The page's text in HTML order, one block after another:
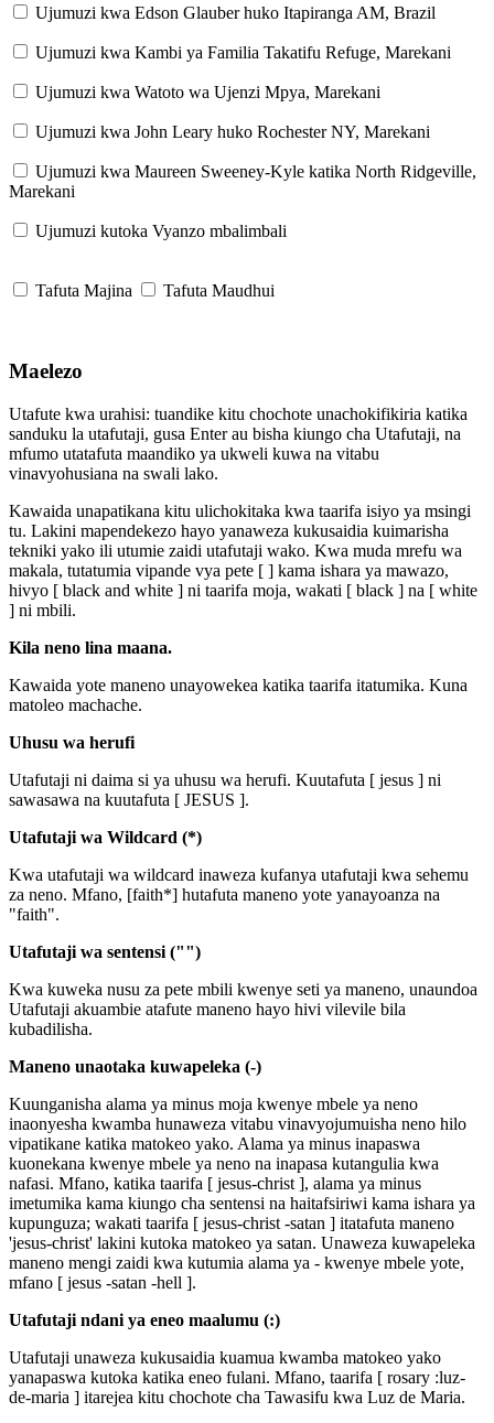
Ujumuzi kwa Edson Glauber huko Itapiranga AM, Brazil
Ujumuzi kwa Kambi ya Familia Takatifu Refuge, Marekani
Ujumuzi kwa Watoto wa Ujenzi Mpya, Marekani
Ujumuzi kwa John Leary huko Rochester NY, Marekani
Ujumuzi kwa Maureen Sweeney-Kyle katika North Ridgeville,
Marekani
Ujumuzi kutoka Vyanzo mbalimbali
Tafuta Majina Tafuta Maudhui
Maelezo
Utafute kwa urahisi: tuandike kitu chochote unachokifikiria katika
sanduku la utafutaji, gusa Enter au bisha kiungo cha Utafutaji, na
mfumo utatafuta maandiko ya ukweli kuwa na vitabu
vinavyohusiana na swali lako.
Kawaida unapatikana kitu ulichokitaka kwa taarifa isiyo ya msingi
tu. Lakini mapendekezo hayo yanaweza kukusaidia kuimarisha
tekniki yako ili utumie zaidi utafutaji wako. Kwa muda mrefu wa
makala, tutatumia vipande vya pete [ ] kama ishara ya mawazo,
hivyo [ black and white ] ni taarifa moja, wakati [ black ] na [ white
] ni mbili.
Kila neno lina maana.
Kawaida yote maneno unayowekea katika taarifa itatumika. Kuna
matoleo machache.
Uhusu wa herufi
Utafutaji ni daima si ya uhusu wa herufi. Kuutafuta [ jesus ] ni
sawasawa na kuutafuta [ JESUS ].
Utafutaji wa Wildcard (*)
Kwa utafutaji wa wildcard inaweza kufanya utafutaji kwa sehemu
za neno. Mfano, [faith*] hutafuta maneno yote yanayoanza na
"faith".
Utafutaji wa sentensi ("")
Kwa kuweka nusu za pete mbili kwenye seti ya maneno, unaundoa
Utafutaji akuambie atafute maneno hayo hivi vilevile bila
kubadilisha.
Maneno unaotaka kuwapeleka (-)
Kuunganisha alama ya minus moja kwenye mbele ya neno
inaonyesha kwamba hunaweza vitabu vinavyojumuisha neno hilo
vipatikane katika matokeo yako. Alama ya minus inapaswa
kuonekana kwenye mbele ya neno na inapasa kutangulia kwa
nafasi. Mfano, katika taarifa [ jesus-christ ], alama ya minus
imetumika kama kiungo cha sentensi na haitafsiriwi kama ishara ya
kupunguza; wakati taarifa [ jesus-christ -satan ] itatafuta maneno
'jesus-christ' lakini kutoka matokeo ya satan. Unaweza kuwapeleka
maneno mengi zaidi kwa kutumia alama ya - kwenye mbele yote,
mfano [ jesus -satan -hell ].
Utafutaji ndani ya eneo maalumu (:)
Utafutaji unaweza kukusaidia kuamua kwamba matokeo yako
yanapaswa kutoka katika eneo fulani. Mfano, taarifa [ rosary :luz-
de-maria ] itarejea kitu chochote cha Tawasifu kwa Luz de Maria.